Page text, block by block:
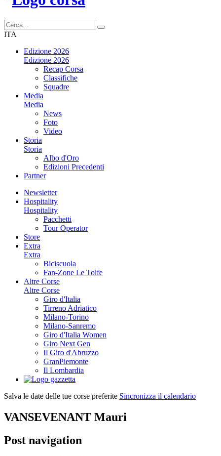
ITA
Edizione 2026
Edizione 2026
Recap Corsa
Classifiche
Squadre
Media
Media
News
Foto
Video
Storia
Storia
Albo d'Oro
Edizioni Precedenti
Partner
Newsletter
Hospitality
Hospitality
Pacchetti
Tour Operator
Store
Extra
Extra
Biciscuola
Fan-Zone Le Tolfe
Altre Corse
Altre Corse
Giro d'Italia
Tirreno Adriatico
Milano-Torino
Milano-Sanremo
Giro d'Italia Women
Giro Next Gen
Il Giro d'Abruzzo
GranPiemonte
Il Lombardia
Salva le date delle tue corse preferite Sincronizza il calendario
VANSEVENANT Mauri
Post navigation